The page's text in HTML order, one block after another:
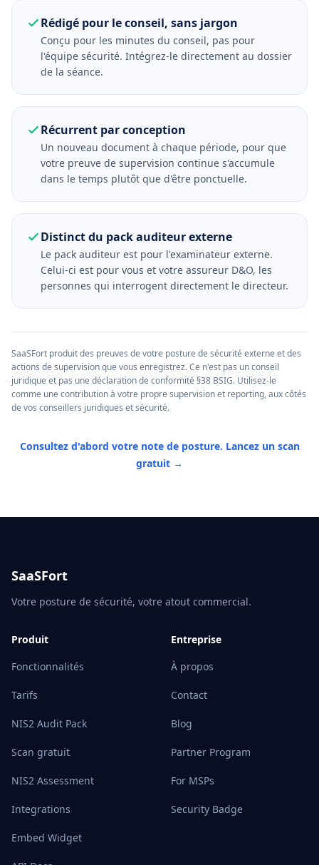
Rédigé pour le conseil, sans jargon
Conçu pour les minutes du conseil, pas pour
l'équipe sécurité. Intégrez-le directement au dossier
de la séance.
Récurrent par conception
Un nouveau document à chaque période, pour que
votre preuve de supervision continue s'accumule
dans le temps plutôt que d'être ponctuelle.
Distinct du pack auditeur externe
Le pack auditeur est pour l'examinateur externe.
Celui-ci est pour vous et votre assureur D&O, les
personnes qui interrogent directement le directeur.
SaaSFort produit des preuves de votre posture de sécurité externe et des
actions de supervision que vous enregistrez. Ce n'est pas un conseil
juridique et pas une déclaration de conformité §38 BSIG. Utilisez-le
comme une contribution à votre propre supervision et reporting, aux côtés
de vos conseillers juridiques et sécurité.
Consultez d'abord votre note de posture. Lancez un scan
gratuit →
SaaSFort
Votre posture de sécurité, votre atout commercial.
Produit
Fonctionnalités
Tarifs
NIS2 Audit Pack
Scan gratuit
NIS2 Assessment
Integrations
Embed Widget
Entreprise
À propos
Contact
Blog
Partner Program
For MSPs
Security Badge